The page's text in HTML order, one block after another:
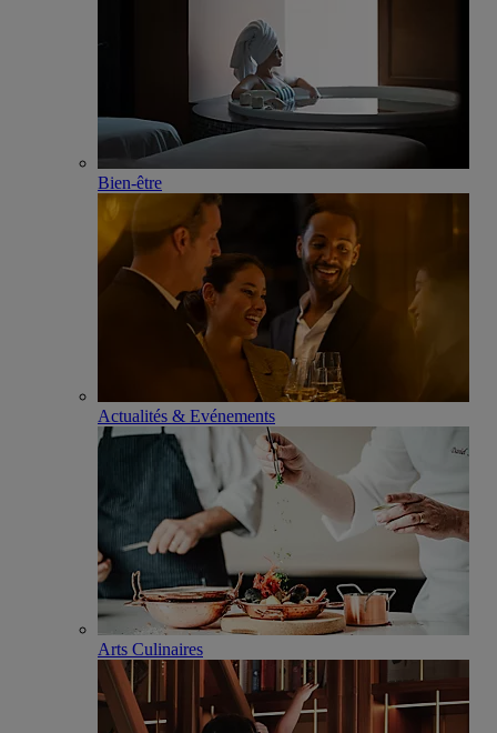
Bien-être
Actualités & Evénements
Arts Culinaires